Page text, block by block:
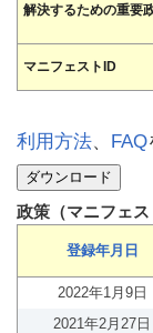
解決するための重要
マニフェストID
利用方法、 FAQ
政策（マニフェ
登録年月日
2022年1月9日
2021年2月27日